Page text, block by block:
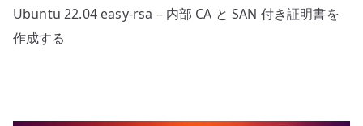
Ubuntu 22.04 easy-rsa – 内部 CA と SAN 付き証明書を
作成する